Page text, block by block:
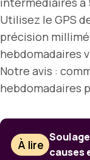
Utilisez le GPS
précision
hebdomadaires
Notre avis :
hebdomadaires
À lire causes